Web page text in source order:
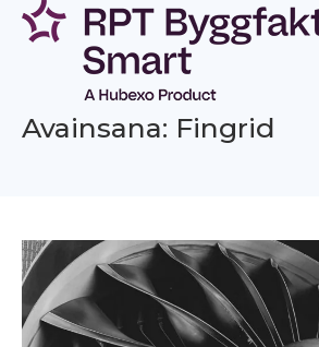
Siirry
sisältöön
Avainsana: Fingrid